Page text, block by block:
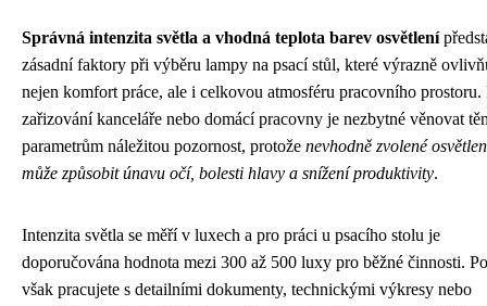
Správná intenzita světla a vhodná teplota barev osvětlení
zásadní faktory při výběru lampy na psací stůl, které výrazně
nejen komfort práce, ale i celkovou atmosféru pracovního prostoru.
zařizování kanceláře nebo domácí pracovny je nezbytné věnovat
parametrům náležitou pozornost, protože nevhodně zvolené
může způsobit únavu očí, bolesti hlavy a snížení produktivity.
Intenzita světla se měří v luxech a pro práci u psacího stolu je
doporučována hodnota mezi 300 až 500 luxy pro běžné činnosti.
však pracujete s detailními dokumenty, technickými výkresy nebo